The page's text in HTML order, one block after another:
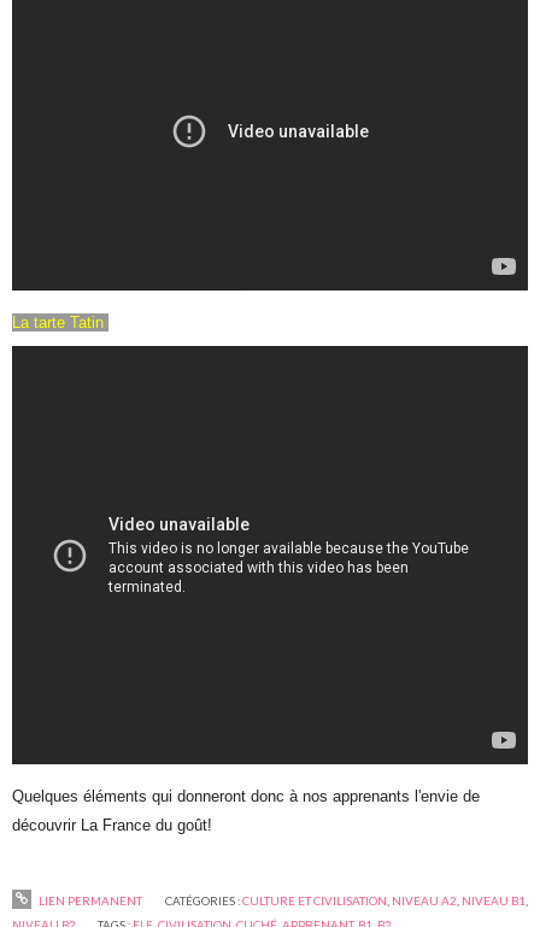
La tarte Tatin
Quelques éléments qui donneront donc à nos apprenants l'envie de
découvrir La France du goût!
LIEN PERMANENT CATÉGORIES :CULTURE ET CIVILISATION NIVEAU A2 NIVEAU B1
NIVEAU B2
TAGS : FLE ,CIVILISATION ,CLICHÉ ,APPRENANT, B1 B2